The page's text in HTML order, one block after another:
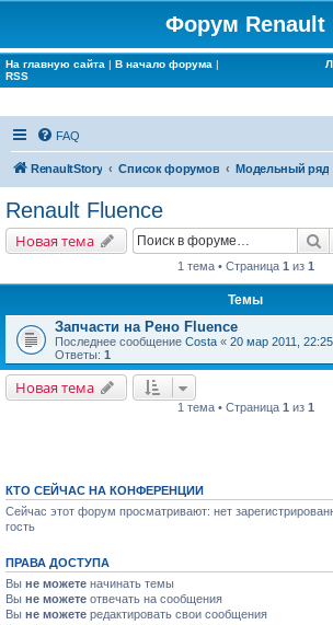
Форум Renault
На главную сайта | В начало форума |
RSS
FAQ
RenaultStory Список форумов Модельный ряд
Renault Fluence
Новая тема
1 тема • Страница 1 из 1
Темы
Запчасти на Рено Fluence
Последнее сообщение Costa « 20 мар 2011, 22:25
Ответы: 1
Новая тема
1 тема • Страница 1 из 1
КТО СЕЙЧАС НА КОНФЕРЕНЦИИ
Сейчас этот форум просматривают: нет
гость
ПРАВА ДОСТУПА
Вы не можете начинать темы
Вы не можете отвечать на сообщения
Вы не можете редактировать свои сообщения